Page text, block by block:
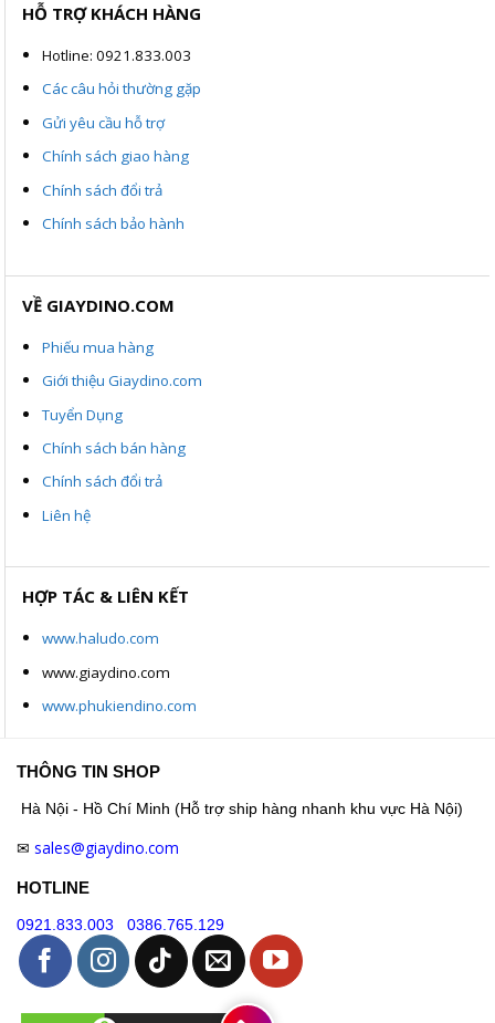
HỖ TRỢ KHÁCH HÀNG
Hotline: 0921.833.003
Các câu hỏi thường gặp
Gửi yêu cầu hỗ trợ
Chính sách giao hàng
Chính sách đổi trả
Chính sách bảo hành
VỀ GIAYDINO.COM
Phiếu mua hàng
Giới thiệu Giaydino.com
Tuyển Dụng
Chính sách bán hàng
Chính sách đổi trả
Liên hệ
HỢP TÁC & LIÊN KẾT
www.haludo.com
www.giaydino.com
www.phukiendino.com
THÔNG TIN SHOP
Hà Nội - Hồ Chí Minh (Hỗ trợ ship hàng nhanh khu vực Hà Nội)
✉ sales@giaydino.com
HOTLINE
0921.833.003 0386.765.129